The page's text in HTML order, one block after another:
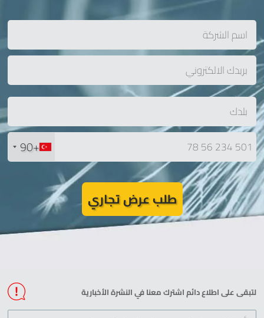
+90
طلب عرض تجاري
لتبقى على اطلاع دائم اشترك معنا في النشرة الأخبارية